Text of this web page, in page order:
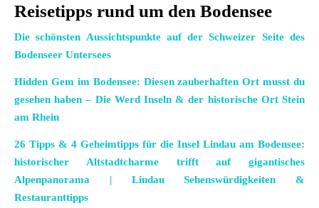
Reisetipps rund um den Bodensee
Die schönsten Aussichtspunkte auf der Schweizer Seite des
Bodenseer Untersees
Hidden Gem im Bodensee: Diesen zauberhaften Ort musst du
gesehen haben – Die Werd Inseln & der historische Ort Stein
am Rhein
26 Tipps & 4 Geheimtipps für die Insel Lindau am Bodensee:
historischer Altstadtcharme trifft auf gigantisches
Alpenpanorama | Lindau Sehenswürdigkeiten &
Restauranttipps